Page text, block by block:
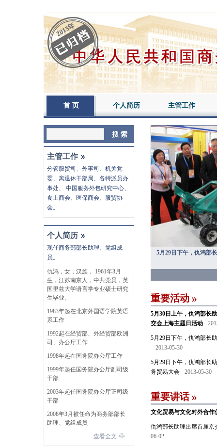
首 页 个人简历 主管工作
主管工作
分管服贸司 、 外事司 、 机关党
委、 离退休干部局、各特派员办
事处、 中国服务外包研究中心、
食土商会、 医保商会、 服贸协
会。
个人简历
现任商务部部长助理、党组成
员。
仇鸿，女，汉族， 1961年3月
生，江苏南京人，中共党员，英
国里兹大学语言学专业硕士研究
生毕业。
1983年起在北京外国语学院英语
系工作
1992起在经贸部、外经贸部欧洲
司、办公厅工作
1998年起在国务院办公厅工作
1999年起任国务院办公厅副司级
干部
2003年起任国务院办公厅正司级
干部
2008年3月被任命为商务部部长
助理、党组成员
查看全文
5月29日下午，仇鸿部
重要活动
5月30日上午，仇鸿部长
交会上海主题日活动
5月29日下午，仇鸿部长
2013-05-30
5月29日下午，仇鸿部长
务贸易大会
2013-05-30
重要讲话
文化贸易与文化对外合作
仇鸿部长助理出席首届
06-02